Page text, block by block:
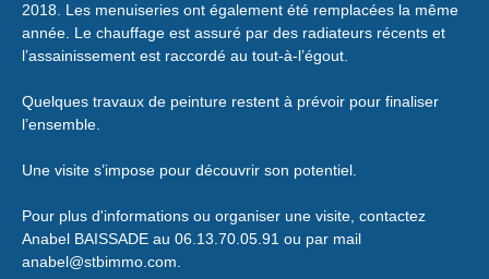
2018. Les menuiseries ont également été remplacées la même
année. Le chauffage est assuré par des radiateurs récents et
l’assainissement est raccordé au tout-à-l’égout.
Quelques travaux de peinture restent à prévoir pour finaliser
l’ensemble.
Une visite s’impose pour découvrir son potentiel.
Pour plus d'informations ou organiser une visite, contactez
Anabel BAISSADE au 06.13.70.05.91 ou par mail
anabel@stbimmo.com.